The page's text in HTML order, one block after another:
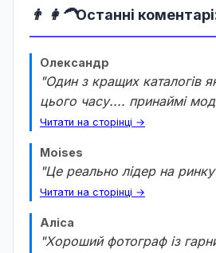
👨 👩‍🦱Останні
Олександр
"Один з кращих каталогів
цього часу.... принаймі
Читати на сторінці →
Moises
"Це реально лідер на
Читати на сторінці →
Аліса
"Хороший фотограф із